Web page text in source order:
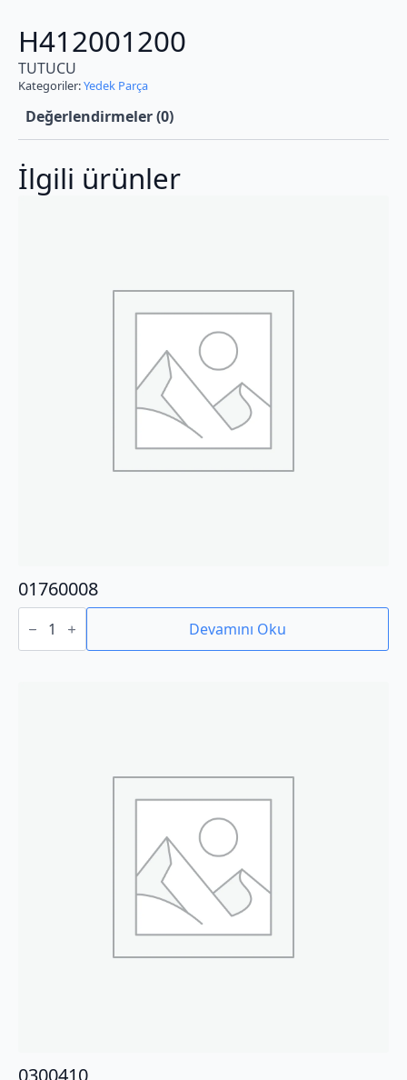
H412001200
TUTUCU
Kategoriler:Yedek Parça
Değerlendirmeler (0)
İlgili ürünler
01760008
01760008
adet Devamını Oku
0300410